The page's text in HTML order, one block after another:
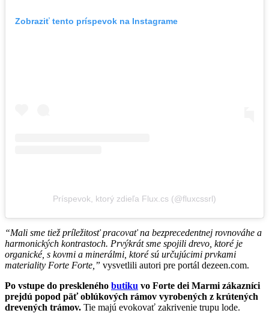
Zobraziť tento príspevok na Instagrame
Príspevok, ktorý zdieľa Flux.cs (@fluxcssrl)
“Mali sme tiež príležitosť pracovať na bezprecedentnej rovnováhe a
harmonických kontrastoch. Prvýkrát sme spojili drevo, ktoré je
organické, s kovmi a minerálmi, ktoré sú určujúcimi prvkami
materiality Forte Forte,” vysvetlili autori pre portál dezeen.com.
Po vstupe do preskleného butiku vo Forte dei Marmi zákazníci
prejdú popod päť oblúkových rámov vyrobených z krútených
drevených trámov. Tie majú evokovať zakrivenie trupu lode.